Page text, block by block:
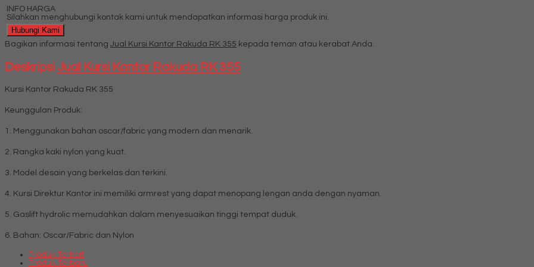
INFO HARGA
Silahkan menghubungi kontak kami untuk mendapatkan informasi harga produk ini.
Hubungi Kami
Bagikan informasi tentang Jual Kursi Kantor Rakuda RK 355 kepada teman atau kerabat Anda.
DeskripsiJual Kursi Kantor Rakuda RK 355
Kursi Kantor Rakuda RK 355
Keunggulan Produk:
1. Menggunakan bahan oscar/fabric yang modern dan menarik.
2. Rangka kaki nylon yang kuat.
3. Model desain yang berkelas dan terkini.
4. Kursi Direktur Kantor ini memiliki armrest yang dapat menopang lengan anda dengan nyaman.
5. Gaslift hydrolic memudahkan dalam menyesuaikan tinggi tempat duduk.
6. Bahan: Oscar/Fabric dan Nylon
Produk Terkait
Produk Terbaru